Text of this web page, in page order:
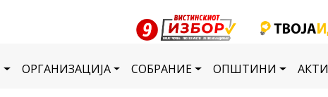
ОРГАНИЗАЦИЈА СОБРАНИЕ ОПШТИНИ АКТИ